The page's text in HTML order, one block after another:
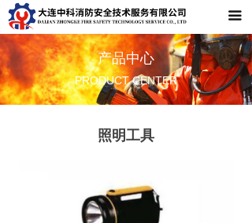
끀
首页
关于中科
产品中心
产品中心
PRODUCT CENTER
照明工具